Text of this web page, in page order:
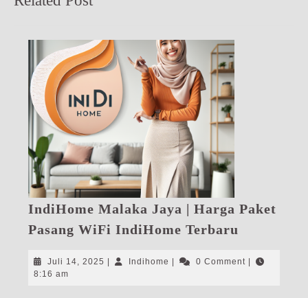
post:
IndiHome Malaka Jaya | Harga Paket
Pasang WiFi IndiHome Terbaru
Jaya
Juli 14, 2025 Juli
| Indihome Indihome
| 0 Comment |
8:16 am